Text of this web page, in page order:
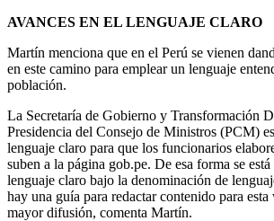
AVANCES EN EL LENGUAJE CLARO
Martín menciona que en el Perú se vienen
en este camino para emplear un lenguaje
población.
La Secretaría de Gobierno y Transformación
Presidencia del Consejo de Ministros (PCM)
lenguaje claro para que los funcionarios
suben a la página gob.pe. De esa forma se
lenguaje claro bajo la denominación de
hay una guía para redactar contenido para
mayor difusión, comenta Martín.